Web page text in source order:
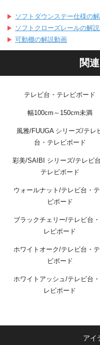
ソフトダウンステー仕様の
ソフトクローズレールの解
可動棚の解説動画
関
テレビ台・テレビボード
幅100cm～150cm未満
風雅/FUUGA シリーズ/テレ
台・テレビボード
彩美/SAIBI シリーズ/テレビ台
テレビボード
ウォールナット/テレビ台・
ビボード
ブラックチェリー/テレビ台
レビボード
ホワイトオーク/テレビ台・
ビボード
ホワイトアッシュ/テレビ台
レビボード
アイ